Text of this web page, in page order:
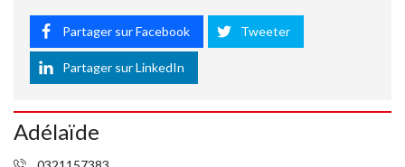
Partager sur Facebook Tweeter
Partager sur LinkedIn
Adélaïde